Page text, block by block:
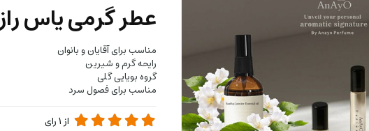
عطر گرمی یاس
مناسب برای آقایان و بانوان
رایحه گرم و شیرین
گروه بویایی گلی
مناسب برای فصول سرد
از1رای